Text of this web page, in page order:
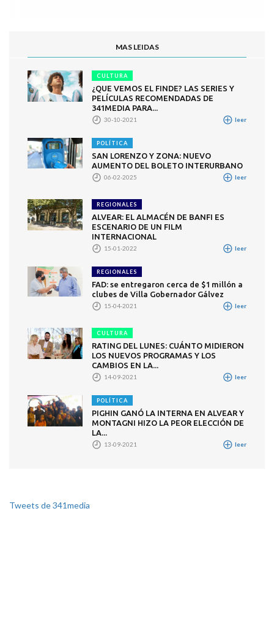
MAS LEIDAS
CULTURA
¿QUE VEMOS EL FINDE? LAS SERIES Y
PELÍCULAS RECOMENDADAS DE
341MEDIA PARA...
30-10-2021 leer
POLÍTICA
SAN LORENZO Y ZONA: NUEVO
AUMENTO DEL BOLETO INTERURBANO
06-02-2025 leer
REGIONALES
ALVEAR: EL ALMACÉN DE BANFI ES
ESCENARIO DE UN FILM
INTERNACIONAL
15-01-2022 leer
REGIONALES
FAD: se entregaron cerca de $1 millón a
clubes de Villa Gobernador Gálvez
15-04-2021 leer
CULTURA
RATING DEL LUNES: CUÁNTO MIDIERON
LOS NUEVOS PROGRAMAS Y LOS
CAMBIOS EN LA...
14-09-2021 leer
POLÍTICA
PIGHIN GANÓ LA INTERNA EN ALVEAR Y
MONTAGNI HIZO LA PEOR ELECCIÓN DE
LA...
13-09-2021 leer
Tweets de 341media